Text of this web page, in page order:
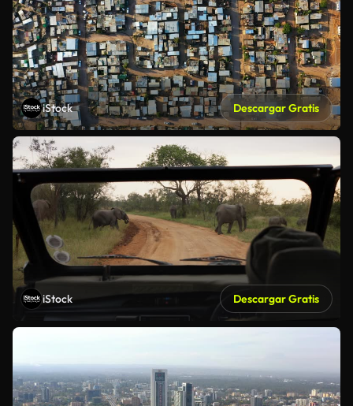
iStock Descargar Gratis
iStock Descargar Gratis